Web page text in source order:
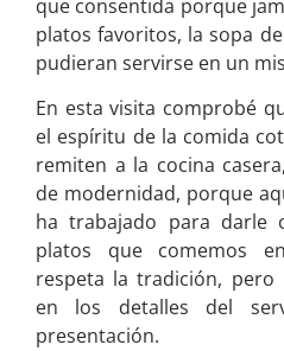
que consentida porque
platos favoritos, la sopa
pudieran servirse en un
En esta visita comprobé
el espíritu de la comida
remiten a la cocina
de modernidad, porque
ha trabajado para darle
platos que comemos
respeta la tradición, pero
en los detalles del
presentación.